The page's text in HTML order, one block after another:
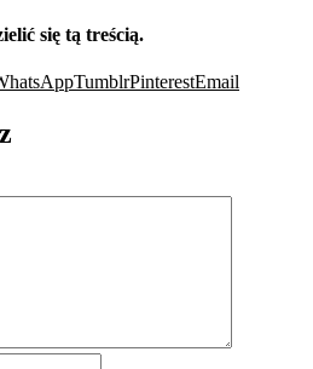
się tą treścią.
TumblrPinterestEmail